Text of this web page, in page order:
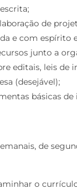
de
e com espírito
junto a
editais, leis de
(desejável);
básicas
de
o